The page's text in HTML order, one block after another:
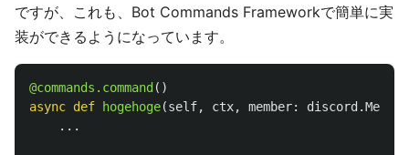
ですが、これも、Bot Commands Frameworkで簡単に実
装ができるようになっています。
@commands.command ()
async def hogehoge(self, ctx, member: discord .Member
...